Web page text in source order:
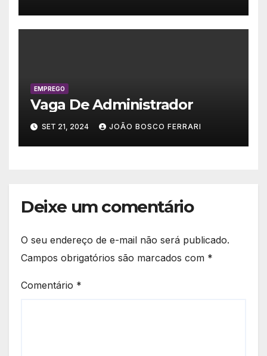
EMPREGO
Vaga De Administrador
SET 21, 2024 JOÃO BOSCO FERRARI
Deixe um comentário
O seu endereço de e-mail não será publicado.
Campos obrigatórios são marcados com *
Comentário *